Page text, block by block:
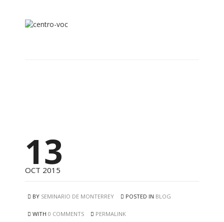
13
OCT 2015
BY SEMINARIO DE MONTERREY POSTED IN BLOG
WITH 0 COMMENTS PERMALINK